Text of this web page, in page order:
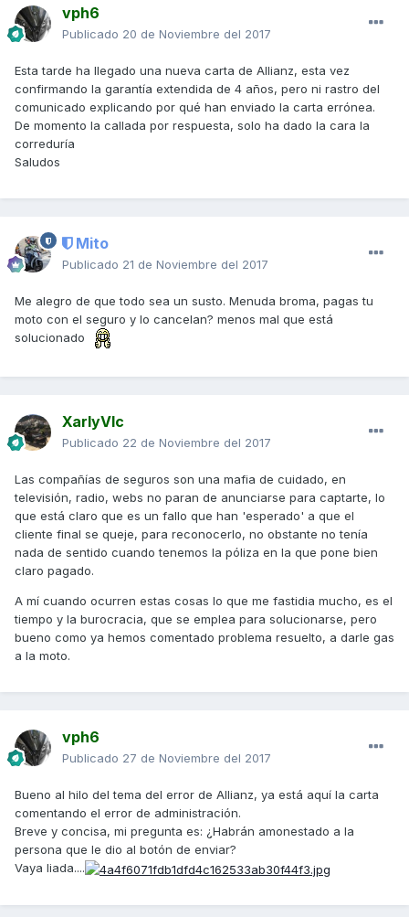
vph6
Publicado 20 de Noviembre del 2017
Esta tarde ha llegado una nueva carta de Allianz, esta vez
confirmando la garantía extendida de 4 años, pero ni rastro del
comunicado explicando por qué han enviado la carta errónea.
De momento la callada por respuesta, solo ha dado la cara la
correduría
Saludos
Mito
Publicado 21 de Noviembre del 2017
Me alegro de que todo sea un susto. Menuda broma, pagas tu
moto con el seguro y lo cancelan? menos mal que está
solucionado
XarlyVlc
Publicado 22 de Noviembre del 2017
Las compañías de seguros son una mafia de cuidado, en
televisión, radio, webs no paran de anunciarse para captarte, lo
que está claro que es un fallo que han 'esperado' a que el
cliente final se queje, para reconocerlo, no obstante no tenía
nada de sentido cuando tenemos la póliza en la que pone bien
claro pagado.
A mí cuando ocurren estas cosas lo que me fastidia mucho, es el
tiempo y la burocracia, que se emplea para solucionarse, pero
bueno como ya hemos comentado problema resuelto, a darle gas
a la moto.
vph6
Publicado 27 de Noviembre del 2017
Bueno al hilo del tema del error de Allianz, ya está aquí la carta
comentando el error de administración.
Breve y concisa, mi pregunta es: ¿Habrán amonestado a la
persona que le dio al botón de enviar?
Vaya liada....